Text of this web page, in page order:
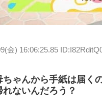
金) 16:06:25.85
ゃんから手紙は届く
ないんだろう？